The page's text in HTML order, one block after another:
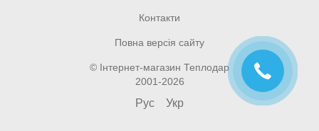
Контакти
Повна версія сайту
© Інтернет-магазин Теплодар
2001-2026
Рус Укр